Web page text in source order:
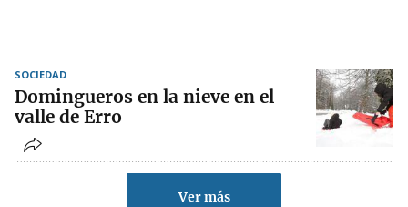
SOCIEDAD
Domingueros en la nieve en el
valle de Erro
Ver más